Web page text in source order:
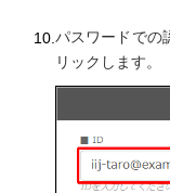
パスワードでの
リックします。